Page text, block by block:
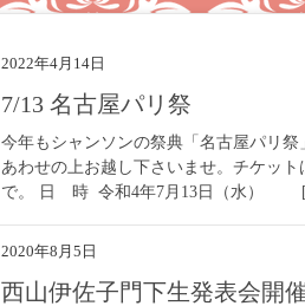
2022年4月14日
7/13 名古屋パリ祭
今年もシャンソンの祭典「名古屋パリ
あわせの上お越し下さいませ。チケッ
で。 日 時 令和4年7月13日（水）
2020年8月5日
西山伊佐子門下生発表会開